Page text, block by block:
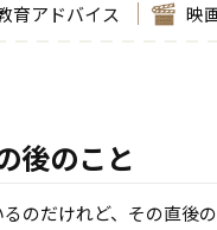
育アドバイス 映
後のこと
のだけれど、その直